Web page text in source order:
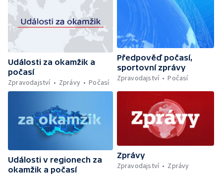
Události za okamžik a
počasí
Zpravodajství
Zprávy Počasí
Předpověď počasí,
sportovní zprávy
Zpravodajství
Počasí
Události v regionech za
okamžik a počasí
Zprávy
Zpravodajství
Zprávy